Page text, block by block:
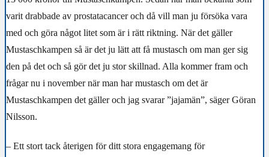
varit drabbade av prostatacancer och då vill man ju försöka vara
med och göra något litet som är i rätt riktning. När det gäller
Mustaschkampen så är det ju lätt att få mustasch om man ger sig
den på det och så gör det ju stor skillnad. Alla kommer fram och
frågar nu i november när man har mustasch om det är
Mustaschkampen det gäller och jag svarar ”jajamän”, säger Göran
Nilsson.
­– Ett stort tack återigen för ditt stora engagemang för